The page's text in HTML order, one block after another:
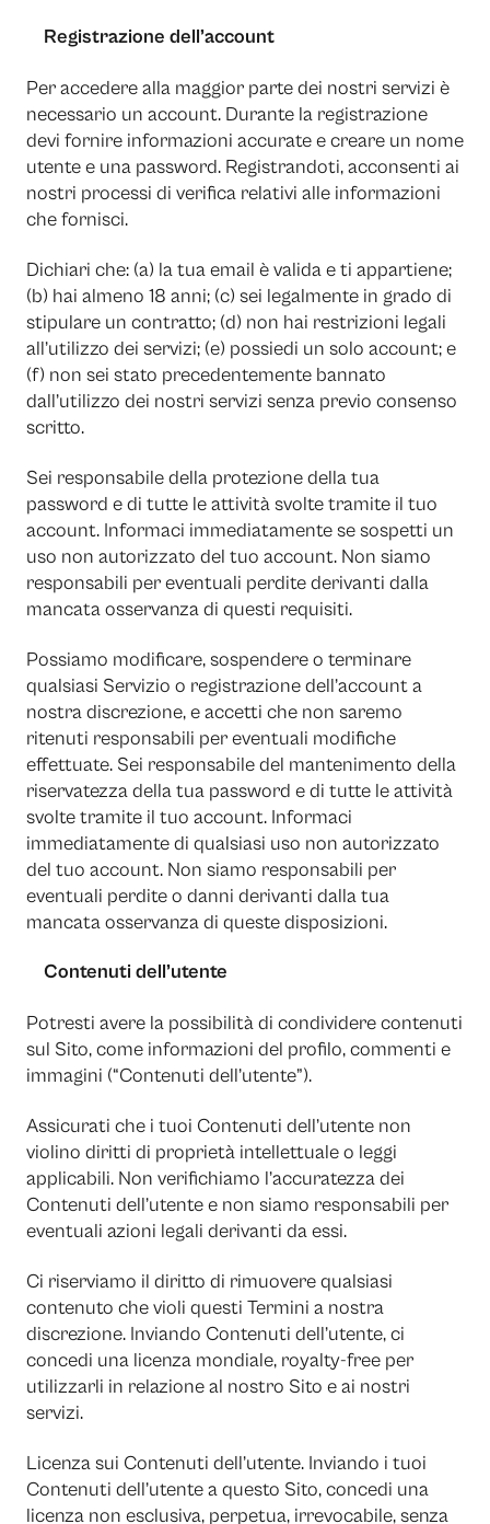
Registrazione dell’account
Per accedere alla maggior parte dei nostri servizi è
necessario un account. Durante la registrazione
devi fornire informazioni accurate e creare un nome
utente e una password. Registrandoti, acconsenti ai
nostri processi di verifica relativi alle informazioni
che fornisci.
Dichiari che: (a) la tua email è valida e ti appartiene;
(b) hai almeno 18 anni; (c) sei legalmente in grado di
stipulare un contratto; (d) non hai restrizioni legali
all’utilizzo dei servizi; (e) possiedi un solo account; e
(f) non sei stato precedentemente bannato
dall’utilizzo dei nostri servizi senza previo consenso
scritto.
Sei responsabile della protezione della tua
password e di tutte le attività svolte tramite il tuo
account. Informaci immediatamente se sospetti un
uso non autorizzato del tuo account. Non siamo
responsabili per eventuali perdite derivanti dalla
mancata osservanza di questi requisiti.
Possiamo modificare, sospendere o terminare
qualsiasi Servizio o registrazione dell’account a
nostra discrezione, e accetti che non saremo
ritenuti responsabili per eventuali modifiche
effettuate. Sei responsabile del mantenimento della
riservatezza della tua password e di tutte le attività
svolte tramite il tuo account. Informaci
immediatamente di qualsiasi uso non autorizzato
del tuo account. Non siamo responsabili per
eventuali perdite o danni derivanti dalla tua
mancata osservanza di queste disposizioni.
Contenuti dell’utente
Potresti avere la possibilità di condividere contenuti
sul Sito, come informazioni del profilo, commenti e
immagini (“Contenuti dell’utente”).
Assicurati che i tuoi Contenuti dell’utente non
violino diritti di proprietà intellettuale o leggi
applicabili. Non verifichiamo l’accuratezza dei
Contenuti dell’utente e non siamo responsabili per
eventuali azioni legali derivanti da essi.
Ci riserviamo il diritto di rimuovere qualsiasi
contenuto che violi questi Termini a nostra
discrezione. Inviando Contenuti dell’utente, ci
concedi una licenza mondiale, royalty-free per
utilizzarli in relazione al nostro Sito e ai nostri
servizi.
Licenza sui Contenuti dell’utente. Inviando i tuoi
Contenuti dell’utente a questo Sito, concedi una
licenza non esclusiva, perpetua, irrevocabile, senza